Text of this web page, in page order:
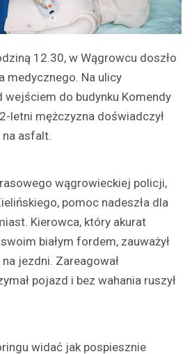
12.30, w Wągrowcu doszło
medycznego. Na ulicy
wejściem do budynku Komendy
letni mężczyzna doświadczył
na asfalt.
wągrowieckiej policji,
pomoc nadeszła dla
Kierowca, który akurat
białym fordem, zauważył
jezdni. Zareagował
pojazd i bez wahania ruszył
widać jak pospiesznie